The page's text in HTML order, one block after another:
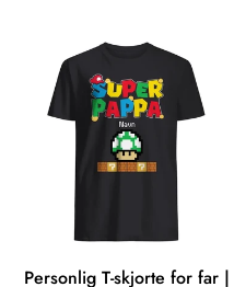
Personlig T-skjorte for far |